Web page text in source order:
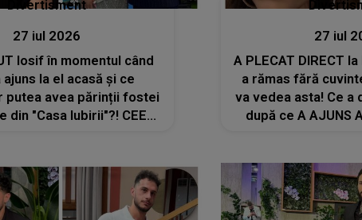
Divertisment
27 iul 2026
Iosif în momentul când
ajuns la el acasă și ce
putea avea părinții fostei
din "Casa Iubirii"?! CEEA
D
27 iul
A PLECAT DIRECT
a rămas fără
va vedea asta! Ce a
după ce A AJUNS